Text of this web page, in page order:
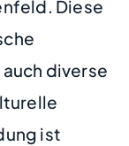
Diese
diverse
ist